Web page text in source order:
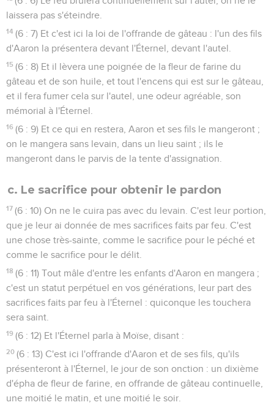
laissera pas s'éteindre.
14 (6 : 7) Et c'est ici la loi de l'offrande de gâteau : l'un des fils
d'Aaron la présentera devant l'Éternel, devant l'autel.
15 (6 : 8) Et il lèvera une poignée de la fleur de farine du
gâteau et de son huile, et tout l'encens qui est sur le gâteau,
et il fera fumer cela sur l'autel, une odeur agréable, son
mémorial à l'Éternel.
16 (6 : 9) Et ce qui en restera, Aaron et ses fils le mangeront ;
on le mangera sans levain, dans un lieu saint ; ils le
mangeront dans le parvis de la tente d'assignation.
c. Le sacrifice pour obtenir le pardon
17 (6 : 10) On ne le cuira pas avec du levain. C'est leur portion,
que je leur ai donnée de mes sacrifices faits par feu. C'est
une chose très-sainte, comme le sacrifice pour le péché et
comme le sacrifice pour le délit.
18 (6 : 11) Tout mâle d'entre les enfants d'Aaron en mangera ;
c'est un statut perpétuel en vos générations, leur part des
sacrifices faits par feu à l'Éternel : quiconque les touchera
sera saint.
19 (6 : 12) Et l'Éternel parla à Moïse, disant :
20 (6 : 13) C'est ici l'offrande d'Aaron et de ses fils, qu'ils
présenteront à l'Éternel, le jour de son onction : un dixième
d'épha de fleur de farine, en offrande de gâteau continuelle,
une moitié le matin, et une moitié le soir.